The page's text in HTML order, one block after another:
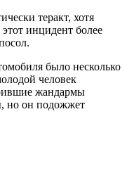
теракт, хотя
инцидент более
было несколько
человек
жандармы
но он подожжет